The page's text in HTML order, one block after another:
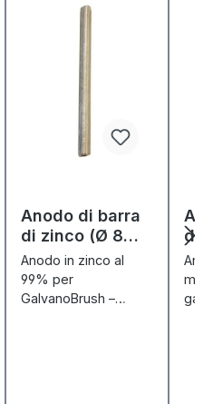
Anodo di barra
di zinco (Ø 8
mm)
Anodo in zinco al
99% per
GalvanoBrush –
di
mm